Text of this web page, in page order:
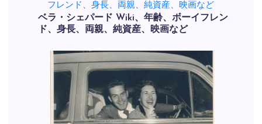
ベラ・シェパード Wiki、年齢、ボーイフレン
ド、身長、両親、純資産、映画など